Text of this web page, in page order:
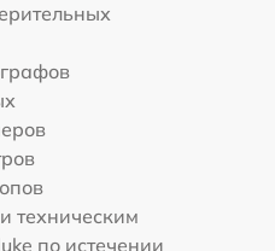
техническим
по истечении